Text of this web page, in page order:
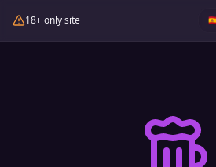
18+ only site